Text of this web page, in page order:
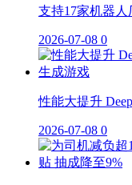
支持17家机器
2026-07-08 0
性能大提升
2026-07-08 0